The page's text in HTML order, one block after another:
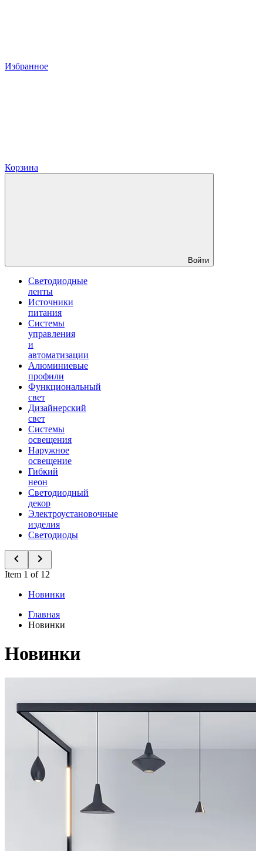
Избранное
Корзина
Войти
Светодиодные
ленты
Источники
питания
Системы
управления
и
автоматизации
Алюминиевые
профили
Функциональный
свет
Дизайнерский
свет
Системы
освещения
Наружное
освещение
Гибкий
неон
Светодиодный
декор
Электроустановочные
изделия
Светодиоды
Item 1 of 12
Новинки
Главная
Новинки
Новинки